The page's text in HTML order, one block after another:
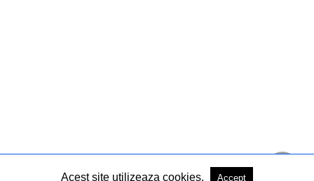
Acest site utilizeaza cookies. Accept